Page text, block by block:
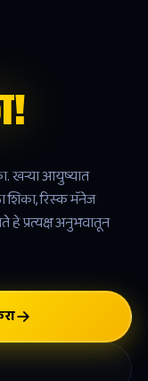
खर्‍या आयुष्यात
शिका, रिस्क मॅनेज
प्रत्यक्ष अनुभवातून